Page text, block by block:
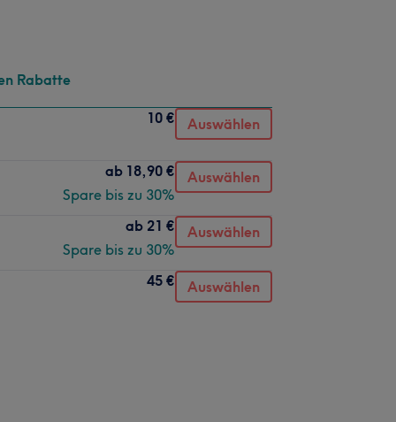
Rabatte
10 € Auswählen
ab 18,90 €
Spare bis zu 30%
Auswählen
ab 21 €
Spare bis zu 30%
Auswählen
45 € Auswählen